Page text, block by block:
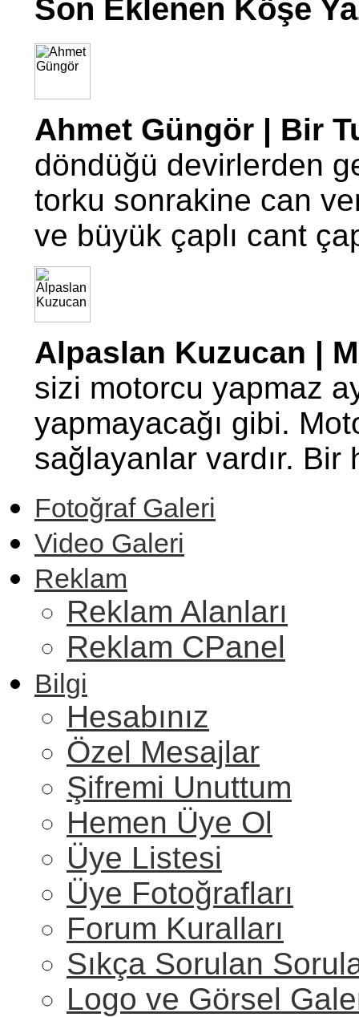
Son Eklenen Köşe
Ahmet Güngör | Bir
döndüğü devirlerden
torku sonrakine can
ve büyük çaplı cant
Alpaslan Kuzucan |
sizi motorcu yapmaz
yapmayacağı gibi.
sağlayanlar vardır.
Fotoğraf Galeri
Video Galeri
Reklam
Reklam Alanları
Reklam CPanel
Bilgi
Hesabınız
Özel Mesajlar
Şifremi Unuttum
Hemen Üye Ol
Üye Listesi
Üye Fotoğrafları
Forum Kuralları
Sıkça Sorulan
Logo ve Görsel